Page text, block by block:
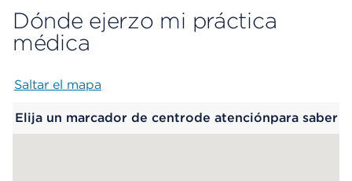
Dónde ejerzo mi práctica
médica
Saltar el mapa
Elija un marcador de centrode atenciónpara saber